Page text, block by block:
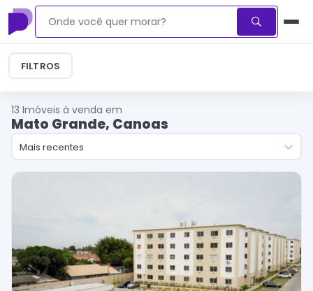
FILTROS
13 Imóveis à venda em
Mato Grande, Canoas
Mais recentes